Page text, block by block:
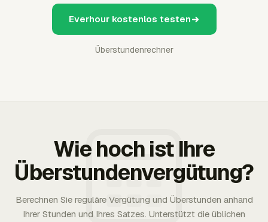
Everhour kostenlos testen
Überstundenrechner
Wie hoch ist Ihre
Überstundenvergütung?
Berechnen Sie reguläre Vergütung und Überstunden anhand
Ihrer Stunden und Ihres Satzes. Unterstützt die üblichen